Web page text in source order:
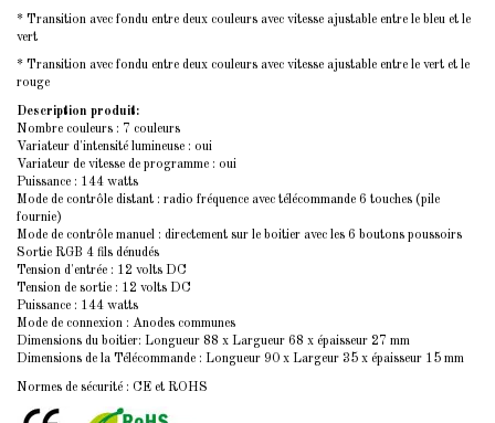
* Transition avec fondu entre deux couleurs avec vitesse ajustable entre le bleu et le
vert
* Transition avec fondu entre deux couleurs avec vitesse ajustable entre le vert et le
rouge
Description produit:
Nombre couleurs : 7 couleurs
Variateur d'intensité lumineuse : oui
Variateur de vitesse de programme : oui
Puissance : 144 watts
Mode de contrôle distant : radio fréquence avec télécommande 6 touches (pile
fournie)
Mode de contrôle manuel : directement sur le boitier avec les 6 boutons poussoirs
Sortie RGB 4 fils dénudés
Tension d'entrée : 12 volts DC
Tension de sortie : 12 volts DC
Puissance : 144 watts
Mode de connexion : Anodes communes
Dimensions du boitier: Longueur 88 x Largueur 68 x épaisseur 27 mm
Dimensions de la Télécommande : Longueur 90 x Largeur 35 x épaisseur 15 mm
Normes de sécurité : CE et ROHS